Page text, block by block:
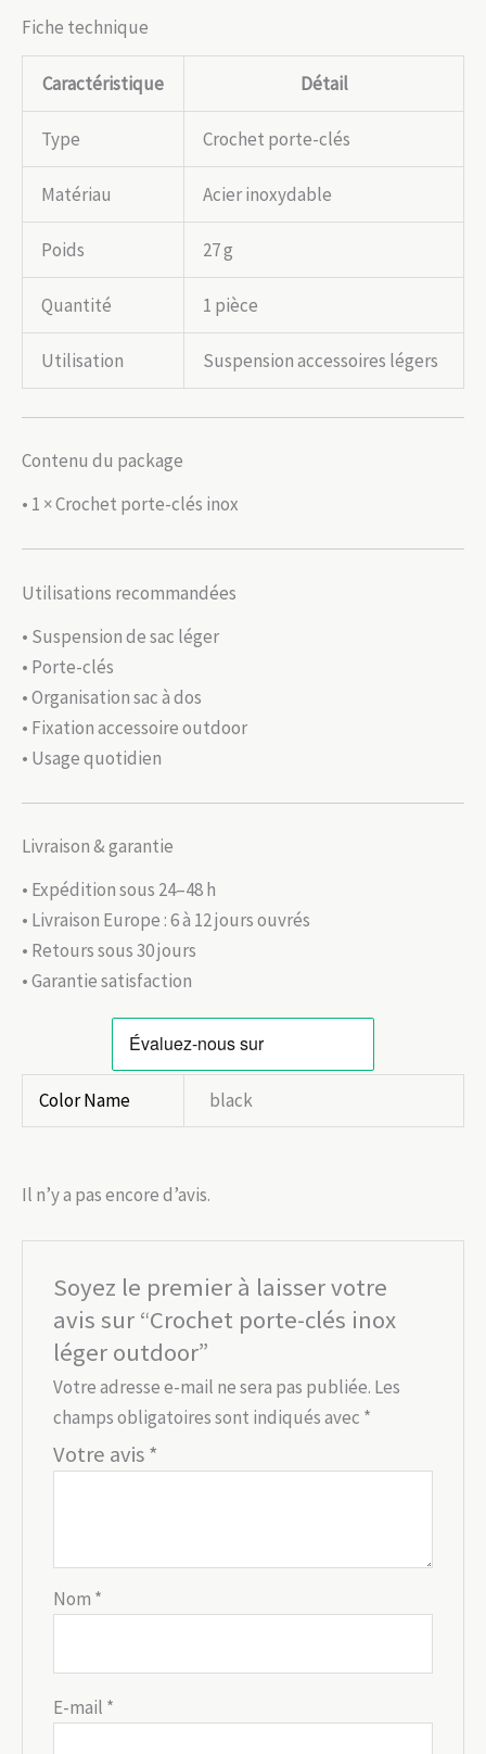
Fiche technique
Caractéristique Détail
Type Crochet porte-clés
Matériau Acier inoxydable
Poids 27 g
Quantité 1 pièce
Utilisation Suspension accessoires légers
Contenu du package
• 1 × Crochet porte-clés inox
Utilisations recommandées
• Suspension de sac léger
• Porte-clés
• Organisation sac à dos
• Fixation accessoire outdoor
• Usage quotidien
Livraison & garantie
• Expédition sous 24–48 h
• Livraison Europe : 6 à 12 jours ouvrés
• Retours sous 30 jours
• Garantie satisfaction
Color Name black
Il n’y a pas encore d’avis.
Soyez le premier à laisser votre
avis sur “Crochet porte-clés inox
léger outdoor”
Votre adresse e-mail ne sera pas publiée. Les
champs obligatoires sont indiqués avec *
Votre avis*
Nom *
E-mail *